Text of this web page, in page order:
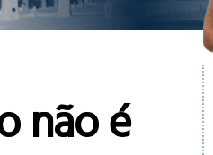
não é